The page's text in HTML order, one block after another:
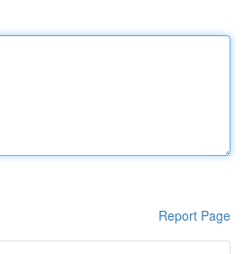
Report Page